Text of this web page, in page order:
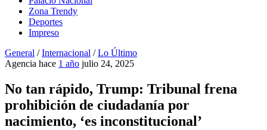
Zona Trendy
Deportes
Impreso
General /Internacional /Lo Último
Agencia hace 1 año julio 24, 2025
No tan rápido, Trump: Tribunal frena
prohibición de ciudadanía por
nacimiento, ‘es inconstitucional’